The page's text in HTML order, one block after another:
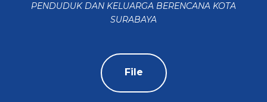
PENDUDUK DAN KELUARGA BERENCANA KOTA
SURABAYA
File